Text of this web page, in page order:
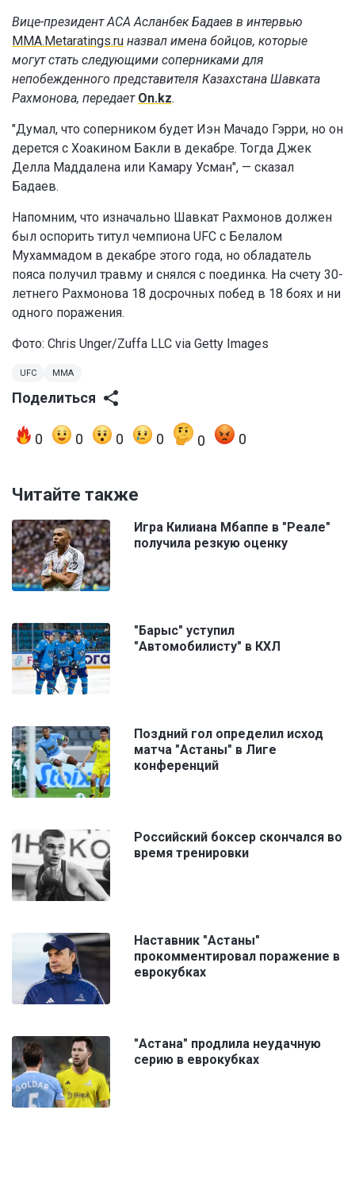
Вице-президент АСА Асланбек Бадаев в интервью
MMA.Metaratings.ru назвал имена бойцов, которые
могут стать следующими соперниками для
непобежденного представителя Казахстана Шавката
Рахмонова, передает On.kz.
"Думал, что соперником будет Иэн Мачадо Гэрри, но он
дерется с Хоакином Бакли в декабре. Тогда Джек
Делла Маддалена или Камару Усман", — сказал
Бадаев.
Напомним, что изначально Шавкат Рахмонов должен
был оспорить титул чемпиона UFC с Белалом
Мухаммадом в декабре этого года, но обладатель
пояса получил травму и снялся с поединка. На счету 30-
летнего Рахмонова 18 досрочных побед в 18 боях и ни
одного поражения.
Фото: Chris Unger/Zuffa LLC via Getty Images
UFC MMA
Поделиться
0 0 0 0 0 0
Читайте также
Игра Килиана Мбаппе в "Реале"
получила резкую оценку
"Барыс" уступил
"Автомобилисту" в КХЛ
Поздний гол определил исход
матча "Астаны" в Лиге
конференций
Российский боксер скончался во
время тренировки
Наставник "Астаны"
прокомментировал поражение в
еврокубках
"Астана" продлила неудачную
серию в еврокубках